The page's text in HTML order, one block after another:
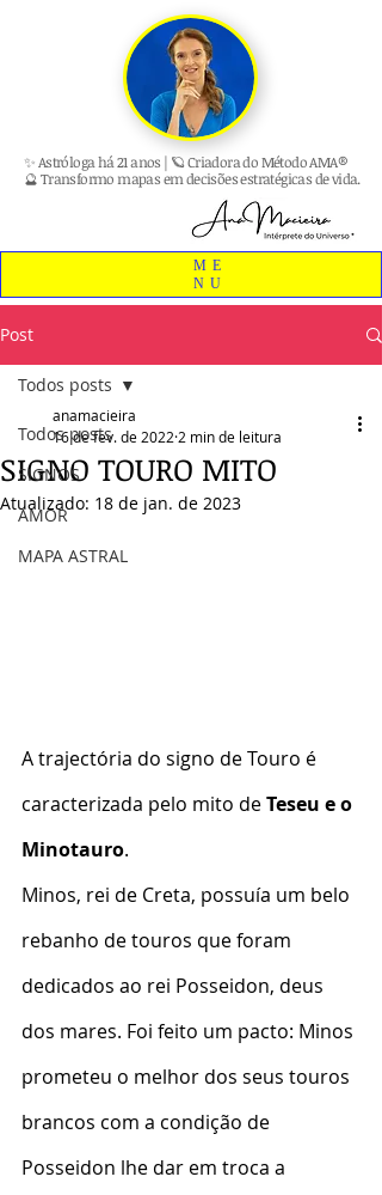
ME
NU
✨ Astróloga há 21 anos | 🪐 Criadora do Método AMA®
🔮 Transformo mapas em decisões estratégicas de vida.
Post
Todos posts
SIGNOS
AMOR
MAPA ASTRAL
Todos posts
SIGNO TOURO MITO
anamacieira
16 de fev. de 2022 2 min de leitura
Atualizado: 18 de jan. de 2023
A trajectória do signo de Touro é
caracterizada pelo mito de Teseu e o
Minotauro.
Minos, rei de Creta, possuía um belo
rebanho de touros que foram
dedicados ao rei Posseidon, deus
dos mares. Foi feito um pacto: Minos
prometeu o melhor dos seus touros
brancos com a condição de
Posseidon lhe dar em troca a